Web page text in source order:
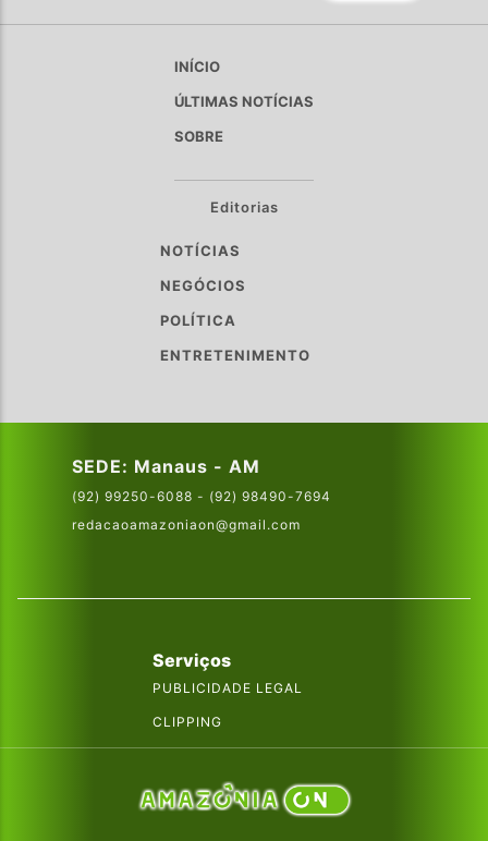
INÍCIO
ÚLTIMAS NOTÍCIAS
SOBRE
Editorias
NOTÍCIAS
NEGÓCIOS
POLÍTICA
ENTRETENIMENTO
SEDE: Manaus - AM
(92) 99250-6088 - (92) 98490-7694
redacaoamazoniaon@gmail.com
Serviços
PUBLICIDADE LEGAL
CLIPPING